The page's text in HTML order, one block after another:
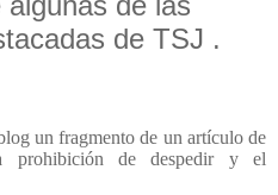
de TSJ .
un fragmento de un artículo de
prohibición de despedir y el